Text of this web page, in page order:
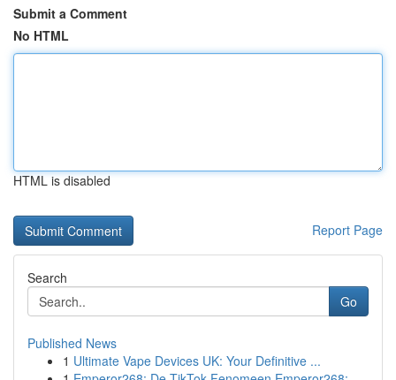
Submit a Comment
No HTML
HTML is disabled
Report Page
Search
Go
Published News
1 Ultimate Vape Devices UK: Your Definitive ...